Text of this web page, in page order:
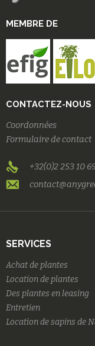
MEMBRE DE
CONTACTEZ-NOUS
Coordonnées
Formulaire de contact
+32(0)2 253 10
SERVICES
Achat de plantes
Location de plantes
Des plantes en leasing
Entretien
Location de sapins de